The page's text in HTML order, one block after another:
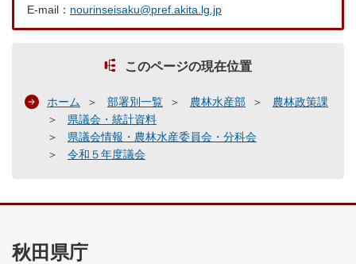
E-mail： nourinseisaku@pref.akita.lg.jp
このページの現在位置
ホーム 部署別一覧 農林水産部
農林政策課
県議会・統計資料
県議会情報・農林水産委員会・分科会
令和５年度議会
秋田県庁